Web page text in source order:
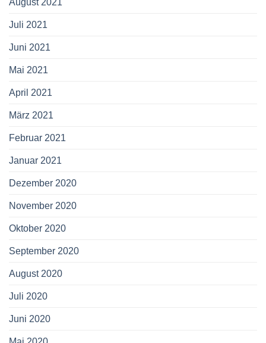
August 2021
Juli 2021
Juni 2021
Mai 2021
April 2021
März 2021
Februar 2021
Januar 2021
Dezember 2020
November 2020
Oktober 2020
September 2020
August 2020
Juli 2020
Juni 2020